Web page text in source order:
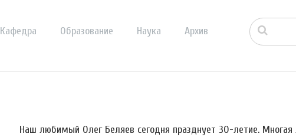
Кафедра Образование Наука Архив
Наш любимый Олег Беляев сегодня празднует 30-летие. Многая